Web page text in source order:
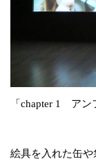
「chapter 1 アン
絵具を入れた缶